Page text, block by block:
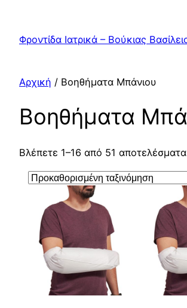
περιεχόμενο
Φροντίδα Ιατρικά – Βούκιας
Αρχική / Βοηθήματα Μπάνιου
Βοηθήματα
Βλέπετε 1–16 από 51 αποτελέσματα